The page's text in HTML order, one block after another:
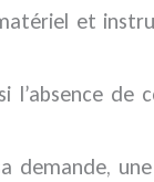
et
de
demande,